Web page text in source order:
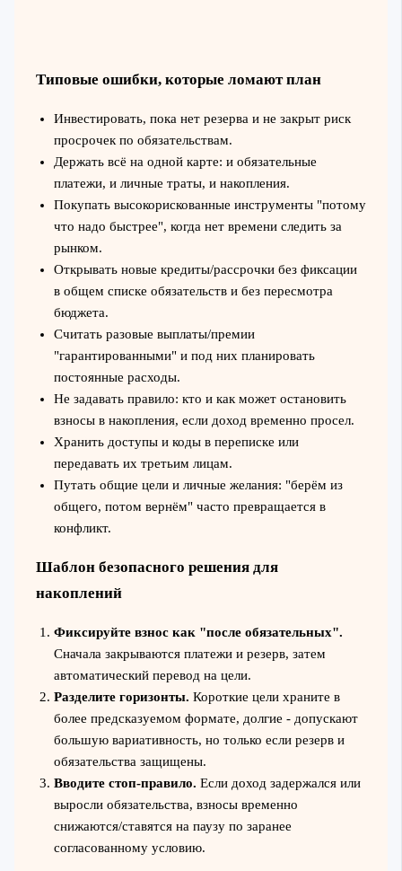
Типовые ошибки, которые ломают план
Инвестировать, пока нет резерва и не закрыт риск
просрочек по обязательствам.
Держать всё на одной карте: и обязательные
платежи, и личные траты, и накопления.
Покупать высокорискованные инструменты "потому
что надо быстрее", когда нет времени следить за
рынком.
Открывать новые кредиты/рассрочки без фиксации
в общем списке обязательств и без пересмотра
бюджета.
Считать разовые выплаты/премии
"гарантированными" и под них планировать
постоянные расходы.
Не задавать правило: кто и как может остановить
взносы в накопления, если доход временно просел.
Хранить доступы и коды в переписке или
передавать их третьим лицам.
Путать общие цели и личные желания: "берём из
общего, потом вернём" часто превращается в
конфликт.
Шаблон безопасного решения для
накоплений
Фиксируйте взнос как "после обязательных".
Сначала закрываются платежи и резерв, затем
автоматический перевод на цели.
Разделите горизонты. Короткие цели храните в
более предсказуемом формате, долгие - допускают
большую вариативность, но только если резерв и
обязательства защищены.
Вводите стоп-правило. Если доход задержался или
выросли обязательства, взносы временно
снижаются/ставятся на паузу по заранее
согласованному условию.